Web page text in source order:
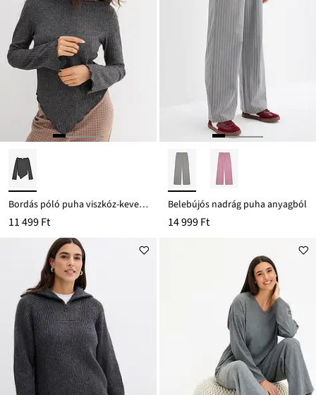
Bordás póló puha viszkóz-keverékből
11 499 Ft
Belebújós nadrág puha anyagból
14 999 Ft